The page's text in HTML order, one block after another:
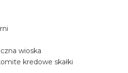
wioska
kredowe skałki